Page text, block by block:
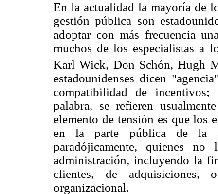
En la actualidad la mayoría de
gestión pública son
adoptar con más frecuencia
muchos de los especialistas a
Karl Wick, Don Schón, Hugh
estadounidenses dicen
compatibilidad de incentivos;
palabra, se refieren
elemento de tensión es que los
en la parte pública de la
paradójicamente, quienes
administración, incluyendo la
clientes, de adquisiciones,
organizacional.